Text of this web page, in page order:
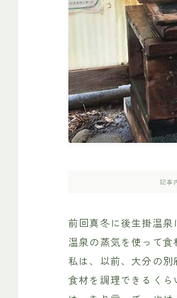
記事
前回真冬に後生掛温泉
温泉の蒸気を使って
私は、以前、大分の別
食材を調理できるくら